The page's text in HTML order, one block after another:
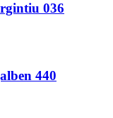
036
440